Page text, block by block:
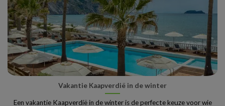
Vakantie Kaapverdië in de winter
Een vakantie Kaapverdië in de winter is de perfecte keuze voor wie